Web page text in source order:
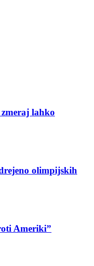
zmeraj lahko
olimpijskih
Ameriki”